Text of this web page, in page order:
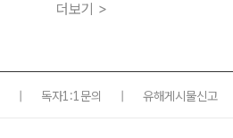
더보기 >
독자1:1문의 유해게시물신고